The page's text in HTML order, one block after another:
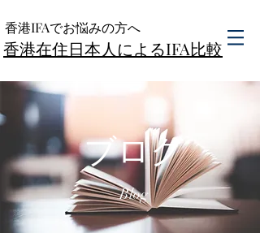
香港IFAでお悩みの方へ
香港在住日本人によるIFA比較
ブログ
Blog